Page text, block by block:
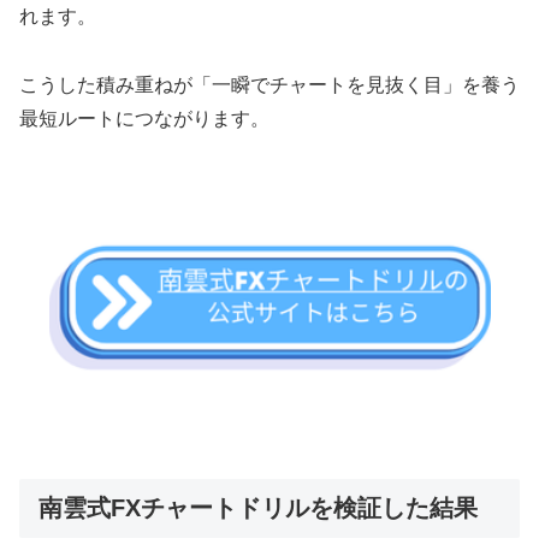
れます。
こうした積み重ねが「一瞬でチャートを見抜く目」を養う
最短ルートにつながります。
南雲式FXチャートドリルを検証した結果